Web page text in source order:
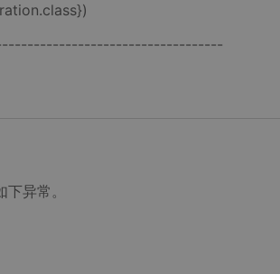
异常。